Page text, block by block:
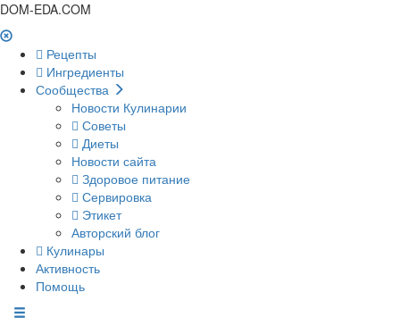
DOM-EDA.COM
Рецепты
Ингредиенты
Сообщества
Новости Кулинарии
Советы
Диеты
Новости сайта
Здоровое питание
Сервировка
Этикет
Авторский блог
Кулинары
Активность
Помощь